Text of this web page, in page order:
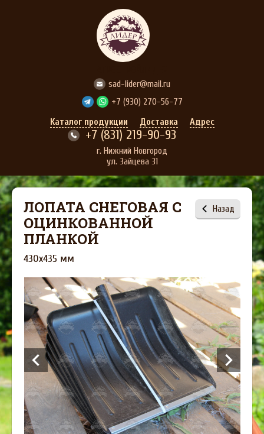
sad-lider@mail.ru
+7 (930) 270-56-77
Каталог продукции
Доставка Адрес
+7 (831) 219-90-93
г. Нижний Новгород
ул. Зайцева 31
ЛОПАТА СНЕГОВАЯ С
ОЦИНКОВАННОЙ
ПЛАНКОЙ
430х435 мм
Назад